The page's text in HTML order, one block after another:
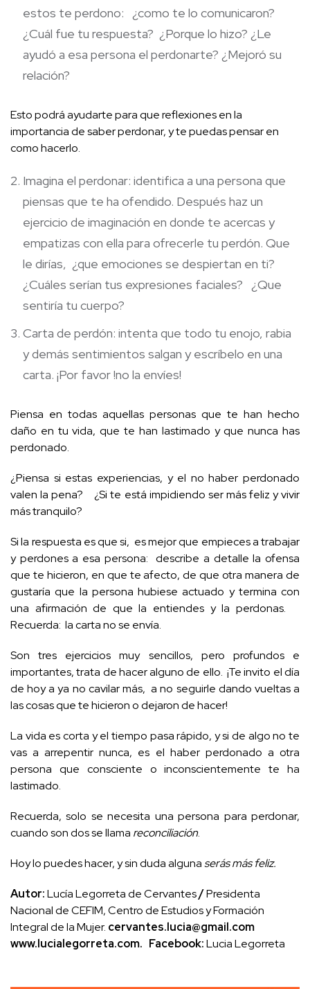
estos te perdono: ¿como te lo comunicaron?
¿Cuál fue tu respuesta? ¿Porque lo hizo? ¿Le
ayudó a esa persona el perdonarte? ¿Mejoró su
relación?
Esto podrá ayudarte para que reflexiones en la
importancia de saber perdonar, y te puedas pensar en
como hacerlo.
Imagina el perdonar: identifica a una persona que
piensas que te ha ofendido. Después haz un
ejercicio de imaginación en donde te acercas y
empatizas con ella para ofrecerle tu perdón. Que
le dirías, ¿que emociones se despiertan en ti?
¿Cuáles serían tus expresiones faciales? ¿Que
sentiría tu cuerpo?
Carta de perdón: intenta que todo tu enojo, rabia
y demás sentimientos salgan y escríbelo en una
carta. ¡Por favor !no la envíes!
Piensa en todas aquellas personas que te han hecho
daño en tu vida, que te han lastimado y que nunca has
perdonado.
¿Piensa si estas experiencias, y el no haber perdonado
valen la pena? ¿Si te está impidiendo ser más feliz y vivir
más tranquilo?
Si la respuesta es que si, es mejor que empieces a trabajar
y perdones a esa persona: describe a detalle la ofensa
que te hicieron, en que te afecto, de que otra manera de
gustaría que la persona hubiese actuado y termina con
una afirmación de que la entiendes y la perdonas.
Recuerda: la carta no se envía.
Son tres ejercicios muy sencillos, pero profundos e
importantes, trata de hacer alguno de ello. ¡Te invito el día
de hoy a ya no cavilar más, a no seguirle dando vueltas a
las cosas que te hicieron o dejaron de hacer!
La vida es corta y el tiempo pasa rápido, y si de algo no te
vas a arrepentir nunca, es el haber perdonado a otra
persona que consciente o inconscientemente te ha
lastimado.
Recuerda, solo se necesita una persona para perdonar,
cuando son dos se llama reconciliación.
Hoy lo puedes hacer, y sin duda algunaserás más feliz.
Autor:Lucía Legorreta de Cervantes/Presidenta
Nacional de CEFIM, Centro de Estudios y Formación
Integral de la Mujer. cervantes.lucia@gmail.com
www.lucialegorreta.com. Facebook:Lucia Legorreta